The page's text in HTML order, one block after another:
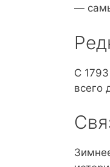
—
С
всего